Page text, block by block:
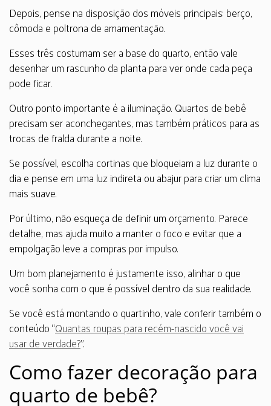
Depois, pense na disposição dos móveis principais: berço,
cômoda e poltrona de amamentação.
Esses três costumam ser a base do quarto, então vale
desenhar um rascunho da planta para ver onde cada peça
pode ficar.
Outro ponto importante é a iluminação. Quartos de bebê
precisam ser aconchegantes, mas também práticos para as
trocas de fralda durante a noite.
Se possível, escolha cortinas que bloqueiam a luz durante o
dia e pense em uma luz indireta ou abajur para criar um clima
mais suave.
Por último, não esqueça de definir um orçamento. Parece
detalhe, mas ajuda muito a manter o foco e evitar que a
empolgação leve a compras por impulso.
Um bom planejamento é justamente isso, alinhar o que
você sonha com o que é possível dentro da sua realidade.
Se você está montando o quartinho, vale conferir também o
conteúdo “Quantas roupas para recém-nascido você vai
usar de verdade?”.
Como fazer decoração para
quarto de bebê?